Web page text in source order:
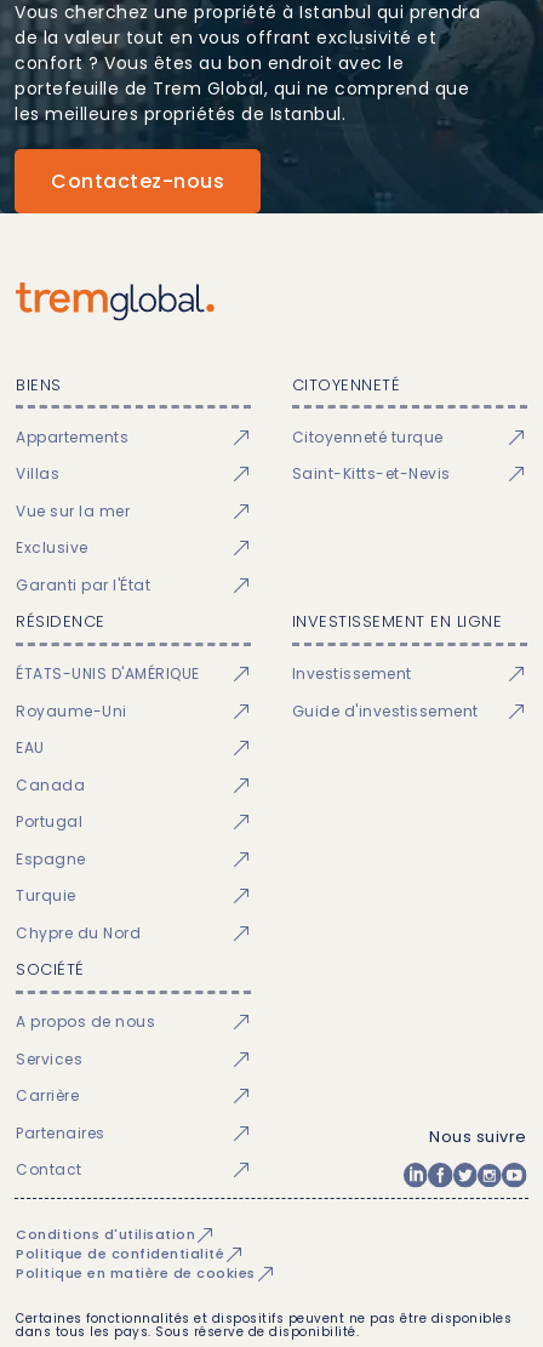
Vous cherchez une propriété à Istanbul qui prendra
de la valeur tout en vous offrant exclusivité et
confort ? Vous êtes au bon endroit avec le
portefeuille de Trem Global, qui ne comprend que
les meilleures propriétés de Istanbul.
Contactez-nous
BIENS
Appartements
Villas
Vue sur la mer
Exclusive
Garanti par l'État
CITOYENNETÉ
Citoyenneté turque
Saint-Kitts-et-Nevis
RÉSIDENCE
ÉTATS-UNIS D'AMÉRIQUE
Royaume-Uni
EAU
Canada
Portugal
Espagne
Turquie
Chypre du Nord
INVESTISSEMENT EN LIGNE
Investissement
Guide d'investissement
SOCIÉTÉ
A propos de nous
Services
Carrière
Partenaires
Contact
Nous suivre
Conditions d'utilisation
Politique de confidentialité
Politique en matière de cookies
Certaines fonctionnalités et dispositifs peuvent ne pas être disponibles
dans tous les pays. Sous réserve de disponibilité.